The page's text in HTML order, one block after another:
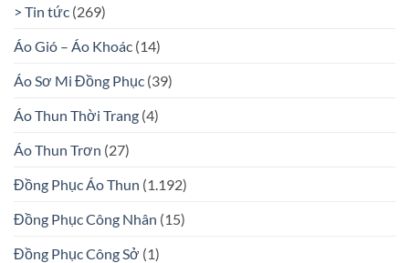
> Tin tức (269)
Áo Gió – Áo Khoác (14)
Áo Sơ Mi Đồng Phục (39)
Áo Thun Thời Trang (4)
Áo Thun Trơn (27)
Đồng Phục Áo Thun (1.192)
Đồng Phục Công Nhân (15)
Đồng Phục Công Sở (1)